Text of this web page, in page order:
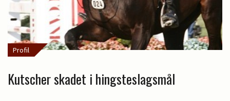
Profil
Kutscher skadet i hingsteslagsmål